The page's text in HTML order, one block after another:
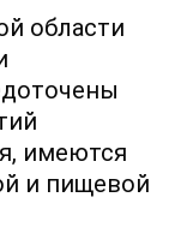
области
имеются
и пищевой